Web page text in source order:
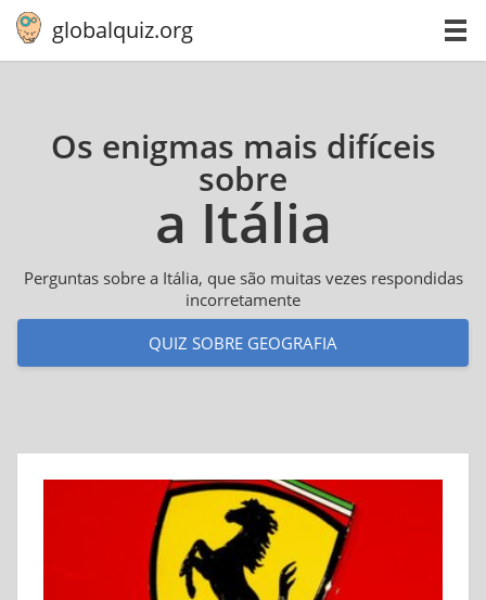
globalquiz.org
Os enigmas mais difíceis
sobre
a Itália
Perguntas sobre a Itália, que são muitas vezes respondidas
incorretamente
QUIZ SOBRE GEOGRAFIA